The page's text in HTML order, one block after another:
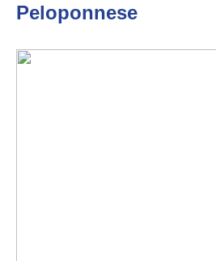
Peloponnese